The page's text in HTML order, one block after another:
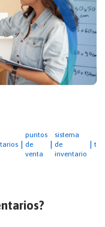
puntos
de
venta
sistema
de
inventario